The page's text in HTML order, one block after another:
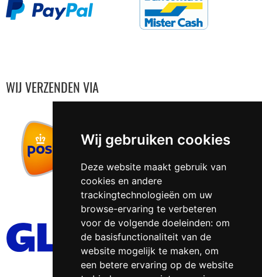
Wij gebruiken cookies
Deze website maakt gebruik van
cookies en andere
trackingtechnologieën om uw
browse-ervaring te verbeteren
voor de volgende doeleinden: om
de basisfunctionaliteit van de
website mogelijk te maken, om
een betere ervaring op de website
WIJ VERZENDEN VIA